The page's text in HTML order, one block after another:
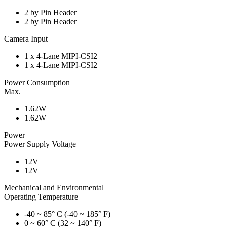
2 by Pin Header
2 by Pin Header
Camera Input
1 x 4-Lane MIPI-CSI2
1 x 4-Lane MIPI-CSI2
Power Consumption
Max.
1.62W
1.62W
Power
Power Supply Voltage
12V
12V
Mechanical and Environmental
Operating Temperature
-40 ~ 85° C (-40 ~ 185° F)
0 ~ 60° C (32 ~ 140° F)